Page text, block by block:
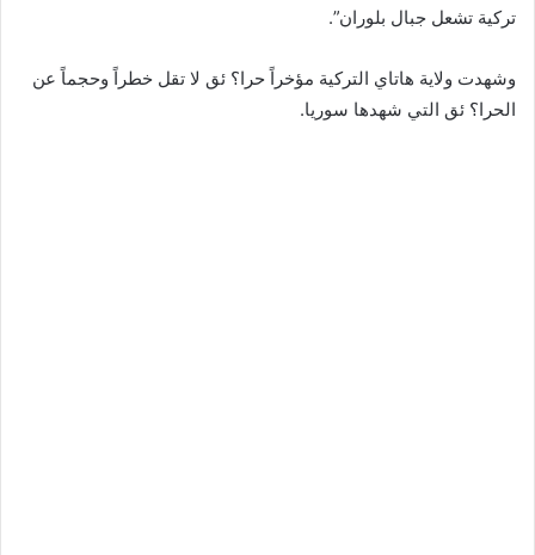
تركية تشعل جبال بلوران”.
وشهدت ولاية هاتاي التركية مؤخراً حرا؟ ئق لا تقل خطراً وحجماً عن
الحرا؟ ئق التي شهدها سوريا.